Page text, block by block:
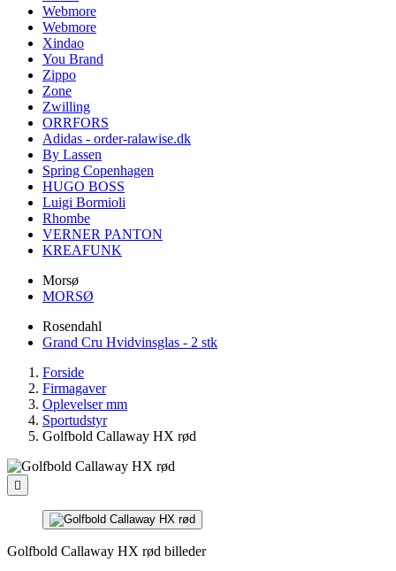
Webmore
Webmore
Xindao
You Brand
Zippo
Zone
Zwilling
ORRFORS
Adidas - order-ralawise.dk
By Lassen
Spring Copenhagen
HUGO BOSS
Luigi Bormioli
Rhombe
VERNER PANTON
KREAFUNK
Morsø
MORSØ
Rosendahl
Grand Cru Hvidvinsglas - 2 stk
Forside
Firmagaver
Oplevelser mm
Sportudstyr
Golfbold Callaway HX rød

Golfbold Callaway HX rød billeder